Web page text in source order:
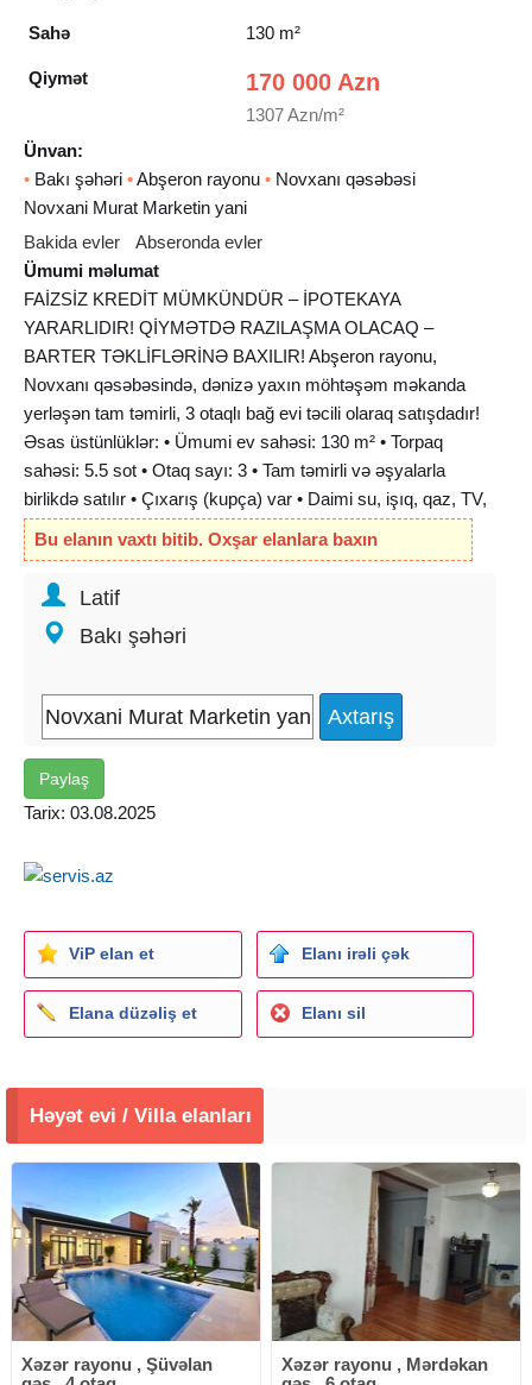
Sahə 130 m²
Qiymət 170 000 Azn
1307 Azn/m²
Ünvan:
• Bakı şəhəri •Abşeron rayonu • Novxanı qəsəbəsi
Novxani Murat Marketin yani
Bakida evler
Abseronda evler
Ümumi məlumat
FAİZSİZ KREDİT MÜMKÜNDÜR – İPOTEKAYA
YARARLIDIR! QİYMƏTDƏ RAZILAŞMA OLACAQ –
BARTER TƏKLİFLƏRİNƏ BAXILIR! Abşeron rayonu,
Novxanı qəsəbəsində, dənizə yaxın möhtəşəm məkanda
yerləşən tam təmirli, 3 otaqlı bağ evi təcili olaraq satışdadır!
Əsas üstünlüklər: • Ümumi ev sahəsi: 130 m² • Torpaq
sahəsi: 5.5 sot • Otaq sayı: 3 • Tam təmirli və əşyalarla
birlikdə satılır • Çıxarış (kupça) var • Daimi su, işıq, qaz, TV,
internet və ev telefonu • PVC qapı-pəncərələr, rahat və işıqlı
interyer • Ev həm yaşamaq, həm də istirahət üçün ideal
seçimdir Ev alqı-satqısı ilə yanaşı: • Faizsiz kreditlə almaq
mümkündür • İpoteka ilə alına bilər • Barter təklifləri də
nəzərdən keçirilir Əlaqə: Əlavə məlumat və baxış üçün zəng
Bu elanın vaxtı bitib. Oxşar elanlara baxın
Latif
Bakı şəhəri
Paylaş
Tarix: 03.08.2025
ViP elan et Elanı irəli çək
Elana düzəliş et Elanı sil
Həyət evi / Villa elanları
Xəzər rayonu , Şüvəlan
Xəzər rayonu , Mərdəkan